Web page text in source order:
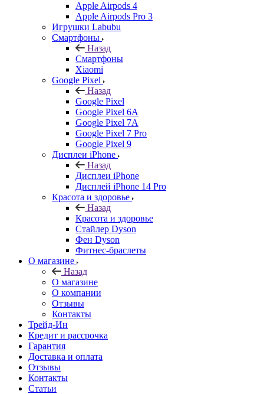
Apple Airpods 4
Apple Airpods Pro 3
Игрушки Labubu
Смартфоны
Назад
Смартфоны
Xiaomi
Google Pixel
Назад
Google Pixel
Google Pixel 6A
Google Pixel 7А
Google Pixel 7 Pro
Google Pixel 9
Дисплеи iPhone
Назад
Дисплеи iPhone
Дисплей iPhone 14 Pro
Красота и здоровье
Назад
Красота и здоровье
Стайлер Dyson
Фен Dyson
Фитнес-браслеты
О магазине
Назад
О магазине
О компании
Отзывы
Контакты
Трейд-Ин
Кредит и рассрочка
Гарантия
Доставка и оплата
Отзывы
Контакты
Статьи